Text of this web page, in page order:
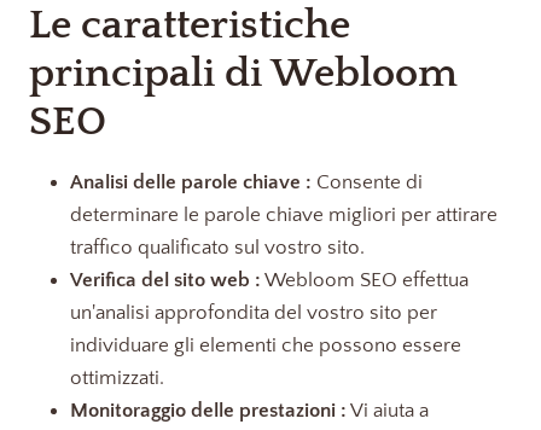
Le caratteristiche
principali di Webloom
SEO
Analisi delle parole chiave : Consente di
determinare le parole chiave migliori per attirare
traffico qualificato sul vostro sito.
Verifica del sito web : Webloom SEO effettua
un'analisi approfondita del vostro sito per
individuare gli elementi che possono essere
ottimizzati.
Monitoraggio delle prestazioni : Vi aiuta a